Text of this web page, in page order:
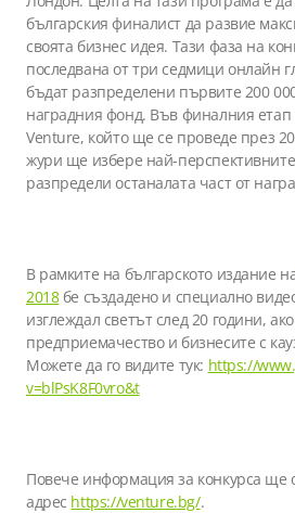
българския финалист да развие
своята бизнес идея. Тази фаза на
последвана от три седмици онлайн
бъдат разпределени първите 200
наградния фонд. Във финалния етап
Venture, който ще се проведе през
жури ще избере най-
разпредели останалата част от
В рамките на българското издание
2018бе създадено и специално
изглеждал светът след 20 години,
предприемачество и бизнесите с
Можете да го видите тук: https://
v=blPsK8F0vro&t
Повече информация за конкурса ще
адрес https://venture.bg/.